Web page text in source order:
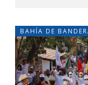
BAHÍA DE